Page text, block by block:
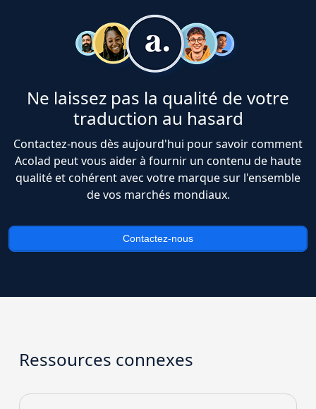
Ne laissez pas la qualité de votre
traduction au hasard
Contactez-nous dès aujourd'hui pour savoir comment
Acolad peut vous aider à fournir un contenu de haute
qualité et cohérent avec votre marque sur l'ensemble
de vos marchés mondiaux.
Contactez-nous
Ressources connexes